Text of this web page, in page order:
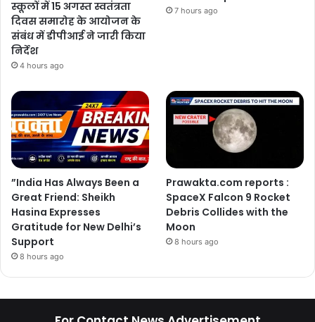
स्कूलों में 15 अगस्त स्वतंत्रता
दिवस समारोह के आयोजन के
संबंध में डीपीआई ने जारी किया
निर्देश
4 hours ago
7 hours ago
​
”India Has Always Been a
Great Friend: Sheikh
Hasina Expresses
Gratitude for New Delhi’s
Support
8 hours ago
Prawakta.com reports :
SpaceX Falcon 9 Rocket
Debris Collides with the
Moon
8 hours ago